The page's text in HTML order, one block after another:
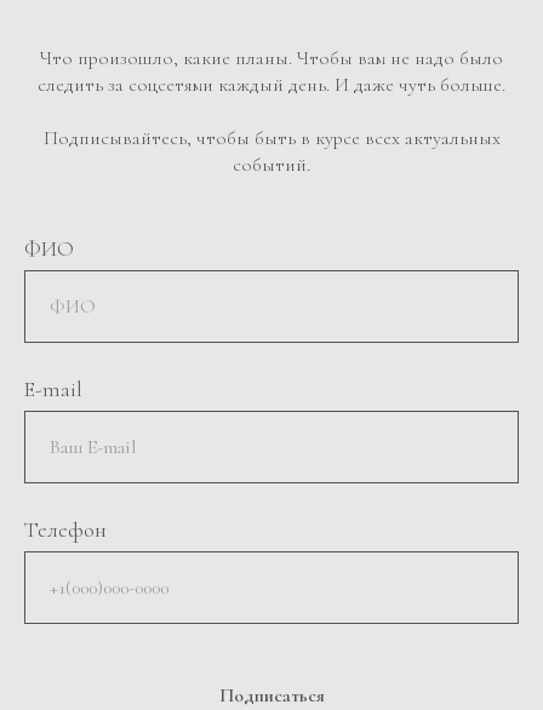
Что произошло, какие планы. Чтобы вам не надо было
следить за соцсетями каждый день. И даже чуть больше.
Подписывайтесь, чтобы быть в курсе всех актуальных
событий.
ФИО
E-mail
Телефон
Подписаться